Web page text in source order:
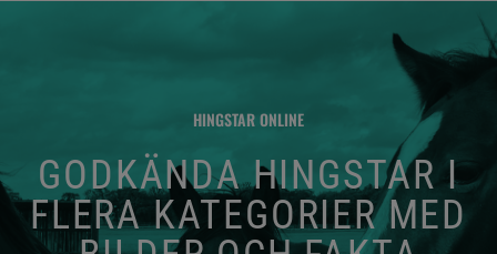
HINGSTAR ONLINE
GODKÄNDA HINGSTAR I
FLERA KATEGORIER MED